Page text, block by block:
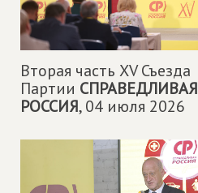
Вторая часть XV Съезда
Партии СПРАВЕДЛИВАЯ
РОССИЯ,04 июля 2026